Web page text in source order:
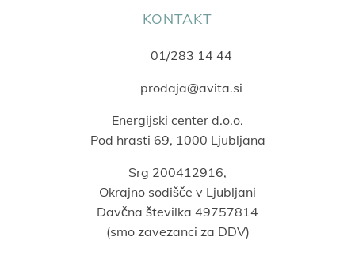
KONTAKT
01/283 14 44
prodaja@avita.si
Energijski center d.o.o.
Pod hrasti 69, 1000 Ljubljana
Srg 200412916,
Okrajno sodišče v Ljubljani
Davčna številka 49757814
(smo zavezanci za DDV)